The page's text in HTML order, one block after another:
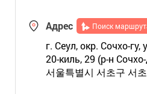
Адрес Поиск
г. Сеул, окр. Сочхо-
20-киль, 29 (р-н
서울특별시 서초구 서